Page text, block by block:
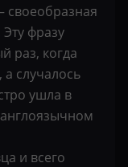
своеобразная
фразу
раз, когда
случалось
ушла в
и всего